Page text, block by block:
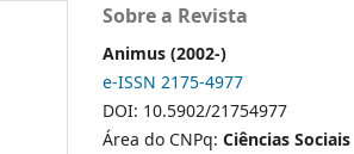
Sobre a Revista
Animus (2002-)
e-ISSN 2175-4977
DOI: 10.5902/21754977
Área do CNPq: Ciências Sociais